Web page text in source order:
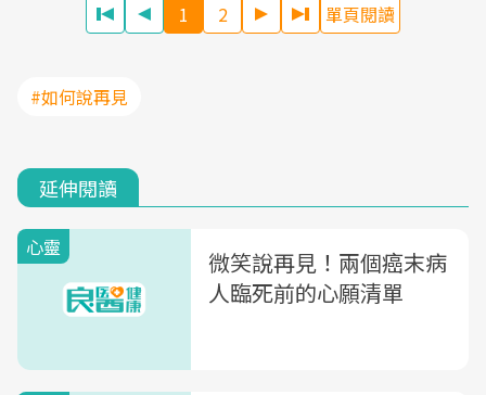
1 2 單頁閱讀
#如何說再見
延伸閱讀
心靈
微笑說再見！兩個癌末病
人臨死前的心願清單